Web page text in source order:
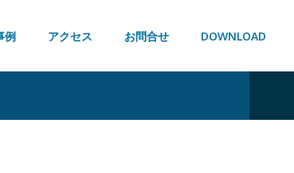
例 アクセス お問合せ DOWNLOAD